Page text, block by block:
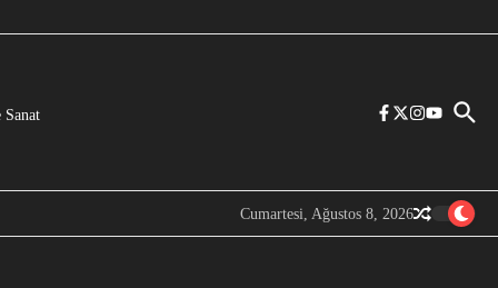
Sanat
Cumartesi, Ağustos 8, 2026